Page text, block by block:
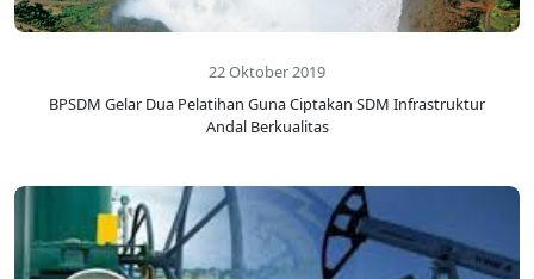
22 Oktober 2019
BPSDM Gelar Dua Pelatihan Guna Ciptakan SDM Infrastruktur
Andal Berkualitas